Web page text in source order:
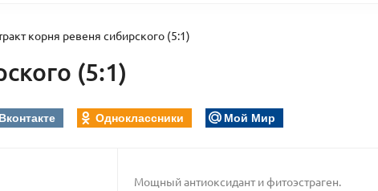
корня ревеня сибирского (5:1)
(5:1)
Одноклассники Мой Мир
Мощный антиоксидант и фитоэстраген.